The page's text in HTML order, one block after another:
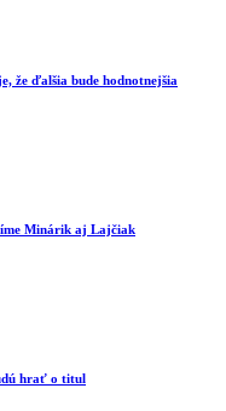
že ďalšia bude hodnotnejšia
Minárik aj Lajčiak
hrať o titul